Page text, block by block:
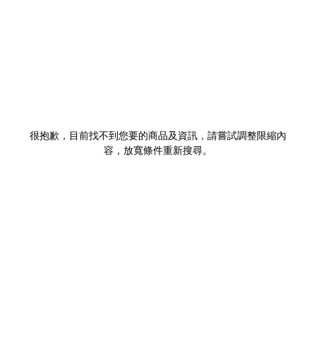
很抱歉，目前找不到您要的商品及資訊，請嘗試調整限縮內
容，放寬條件重新搜尋。